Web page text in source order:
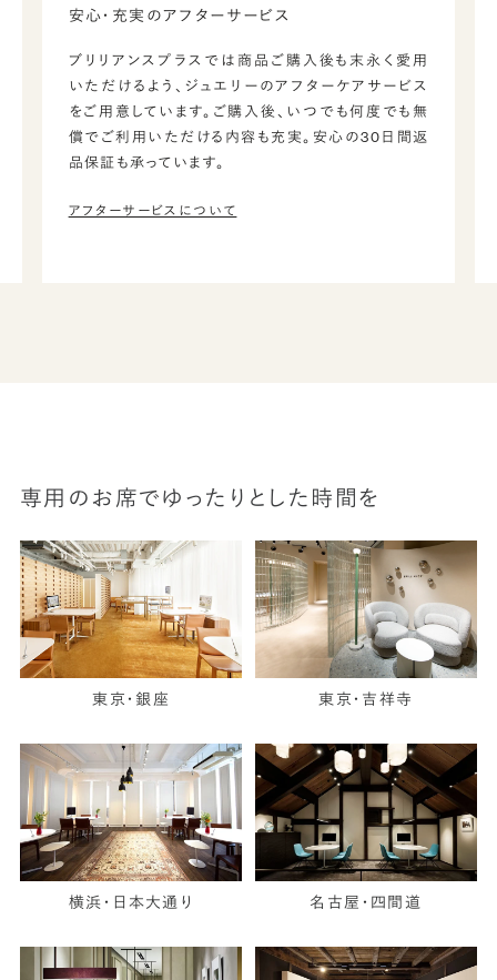
安心・充実のアフターサービス
ブリリアンスプラスでは商品ご購入後も末永く愛用
いただけるよう、ジュエリーのアフターケアサービス
をご用意しています。ご購入後、いつでも何度でも無
償でご利用いただける内容も充実。安心の30日間返
品保証も承っています。
アフターサービスについて
専用のお席でゆったりとした時間を
東京・銀座 東京・吉祥寺
横浜・日本大通り 名古屋・四間道